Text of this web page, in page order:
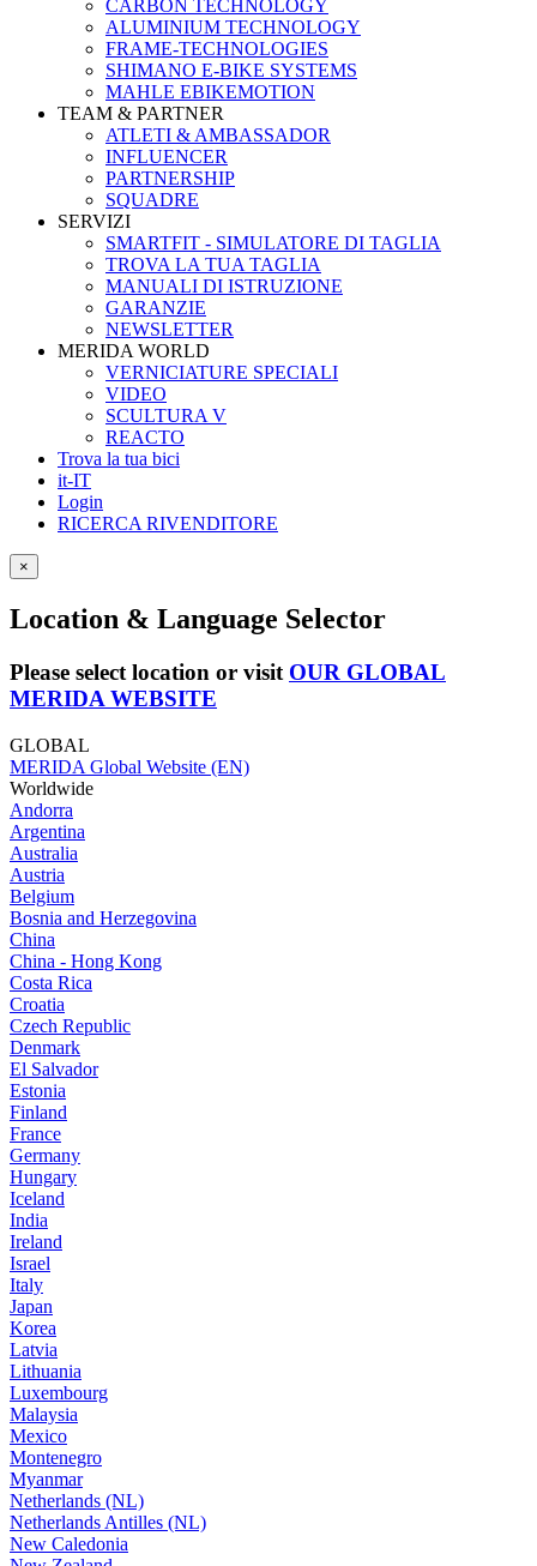
CARBON TECHNOLOGY
ALUMINIUM TECHNOLOGY
FRAME-TECHNOLOGIES
SHIMANO E-BIKE SYSTEMS
MAHLE EBIKEMOTION
TEAM & PARTNER
ATLETI & AMBASSADOR
INFLUENCER
PARTNERSHIP
SQUADRE
SERVIZI
SMARTFIT - SIMULATORE DI TAGLIA
TROVA LA TUA TAGLIA
MANUALI DI ISTRUZIONE
GARANZIE
NEWSLETTER
MERIDA WORLD
VERNICIATURE SPECIALI
VIDEO
SCULTURA V
REACTO
Trova la tua bici
it-IT
Login
RICERCA RIVENDITORE
×
Location & Language Selector
Please select location or visit OUR GLOBAL
MERIDA WEBSITE
GLOBAL
MERIDA Global Website (EN)
Worldwide
Andorra
Argentina
Australia
Austria
Belgium
Bosnia and Herzegovina
China
China - Hong Kong
Costa Rica
Croatia
Czech Republic
Denmark
El Salvador
Estonia
Finland
France
Germany
Hungary
Iceland
India
Ireland
Israel
Italy
Japan
Korea
Latvia
Lithuania
Luxembourg
Malaysia
Mexico
Montenegro
Myanmar
Netherlands (NL)
Netherlands Antilles (NL)
New Caledonia